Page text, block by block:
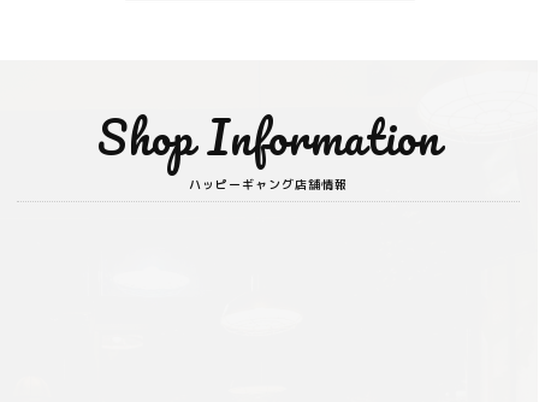
Shop Information
ハッピーギャング店舗情報